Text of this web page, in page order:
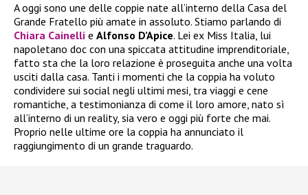
A oggi sono une delle coppie nate all’interno della Casa del
Grande Fratello più amate in assoluto. Stiamo parlando di
Chiara Cainelli e Alfonso D’Apice. Lei ex Miss Italia, lui
napoletano doc con una spiccata attitudine imprenditoriale,
fatto sta che la loro relazione è proseguita anche una volta
usciti dalla casa. Tanti i momenti che la coppia ha voluto
condividere sui social negli ultimi mesi, tra viaggi e cene
romantiche, a testimonianza di come il loro amore, nato sì
all’interno di un reality, sia vero e oggi più forte che mai.
Proprio nelle ultime ore la coppia ha annunciato il
raggiungimento di un grande traguardo.